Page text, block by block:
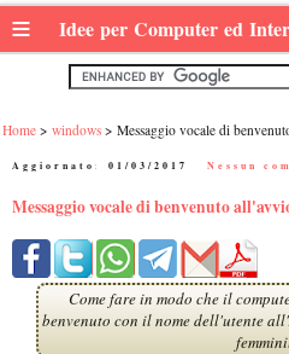
≡ Idee per Computer ed
Home windows Messaggio vocale di
Aggiornato: 01/03/2017 Nessun
Messaggio vocale di benvenuto
Come fare in modo che il
benvenuto con il nome dell'utente